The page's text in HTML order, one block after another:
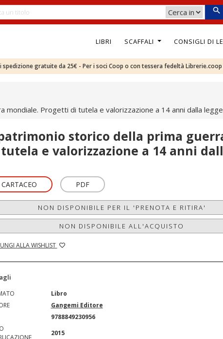
LIBRI SCAFFALI CONSIGLI DI
spedizione gratuite da 25€ - Per i soci Coop o con tessera fedeltà
mondiale. Progetti di tutela e valorizzazione a 14 anni dalla
storico della prima
e valorizzazione a 14 anni
CARTACEO PDF
NON DISPONIBILE PER IL 'PRENOTA E RITIRA'
NON DISPONIBILE ALL'ACQUISTO
ALLA WISHLIST
Libro
Gangemi Editore
9788849230956
2015